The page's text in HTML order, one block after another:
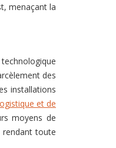
menaçant la
des
installations
et de
moyens de
rendant toute